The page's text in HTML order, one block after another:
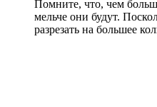
Помните, что, чем
мельче они будут.
разрезать на большее